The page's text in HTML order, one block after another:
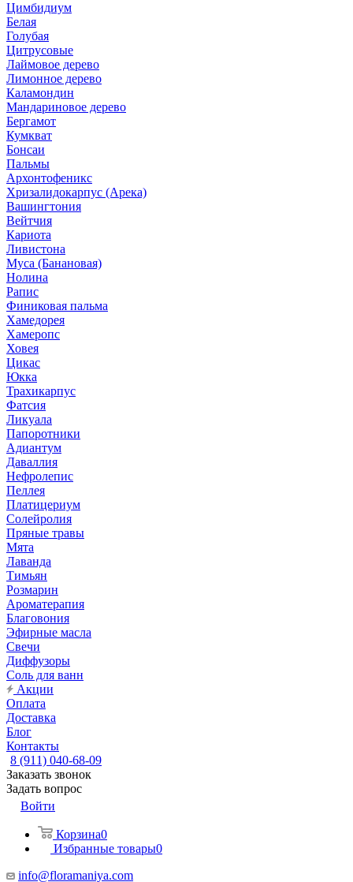
Цимбидиум
Белая
Голубая
Цитрусовые
Лаймовое дерево
Лимонное дерево
Каламондин
Мандариновое дерево
Бергамот
Кумкват
Бонсаи
Пальмы
Архонтофеникс
Хризалидокарпус (Арека)
Вашингтония
Вейтчия
Кариота
Ливистона
Муса (Банановая)
Нолина
Рапис
Финиковая пальма
Хамедорея
Хамеропс
Ховея
Цикас
Юкка
Трахикарпус
Фатсия
Ликуала
Папоротники
Адиантум
Даваллия
Нефролепис
Пеллея
Платицериум
Солейролия
Пряные травы
Мята
Лаванда
Тимьян
Розмарин
Ароматерапия
Благовония
Эфирные масла
Свечи
Диффузоры
Соль для ванн
Акции
Оплата
Доставка
Блог
Контакты
8 (911) 040-68-09
Заказать звонок
Задать вопрос
Войти
Корзина0
Избранные товары0
info@floramaniya.com